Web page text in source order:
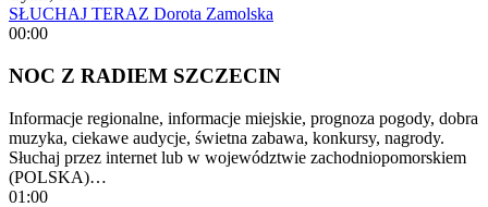
SŁUCHAJ TERAZ Dorota Zamolska
00:00
NOC Z RADIEM SZCZECIN
Informacje regionalne, informacje miejskie, prognoza pogody, dobra
muzyka, ciekawe audycje, świetna zabawa, konkursy, nagrody.
Słuchaj przez internet lub w województwie zachodniopomorskiem
(POLSKA)…
01:00